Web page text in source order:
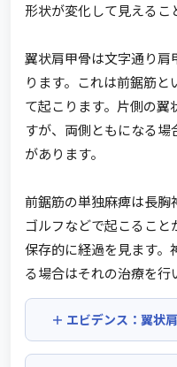
形状が変化して見えるこ
翼状肩甲骨は文字通り
ります。これは前鋸筋
て起こります。片側の翼
すが、両側ともになる
があります。
前鋸筋の単独麻痺は長胸
ゴルフなどで起こること
保存的に経過を見ます。
る場合はそれの治療を行
エビデンス：翼状